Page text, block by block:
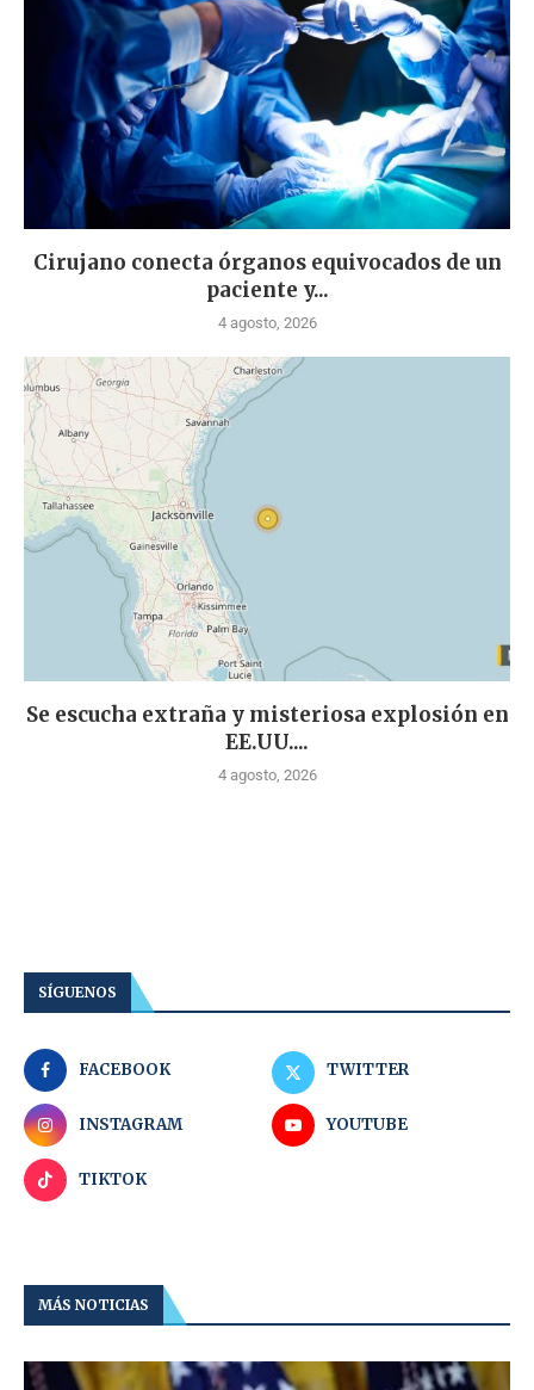
Cirujano conecta órganos equivocados de un
paciente y...
4 agosto, 2026
Se escucha extraña y misteriosa explosión en
EE.UU....
4 agosto, 2026
SÍGUENOS
FACEBOOK TWITTER
INSTAGRAM YOUTUBE
TIKTOK
MÁS NOTICIAS